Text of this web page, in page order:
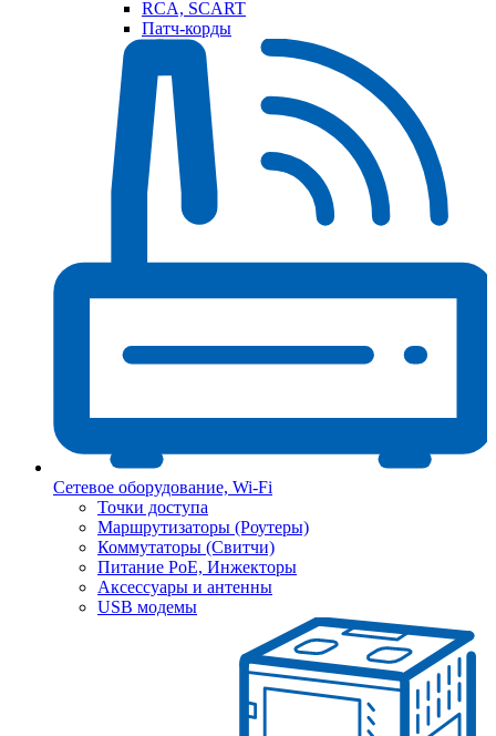
RCA, SCART
Патч-корды
Сетевое оборудование, Wi-Fi
Точки доступа
Маршрутизаторы (Роутеры)
Коммутаторы (Свитчи)
Питание PoE, Инжекторы
Аксессуары и антенны
USB модемы